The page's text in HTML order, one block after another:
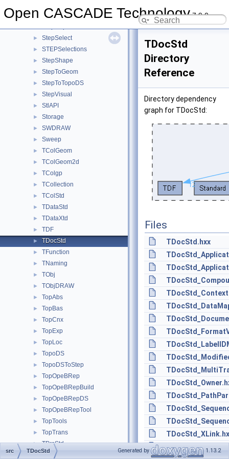
Open CASCADE Technology7.9.0
StepKinematics
► StepSelect
► STEPSelections
► StepShape
► StepToGeom
► StepToTopoDS
► StepVisual
► StlAPI
► Storage
► SWDRAW
► Sweep
► TColGeom
► TColGeom2d
► TColgp
► TCollection
► TColStd
► TDataStd
► TDataXtd
► TDF
► TDocStd
► TFunction
► TNaming
► TObj
► TObjDRAW
► TopAbs
► TopBas
► TopCnx
► TopExp
► TopLoc
► TopoDS
► TopoDSToStep
► TopOpeBRep
► TopOpeBRepBuild
► TopOpeBRepDS
► TopOpeBRepTool
► TopTools
► TopTrans
► TPrsStd
► Transfer
TDocStd
Directory
Reference
Directory dependency
graph for TDocStd:
Files
TDocStd.hxx
src TDocStd Generated by 1.13.2